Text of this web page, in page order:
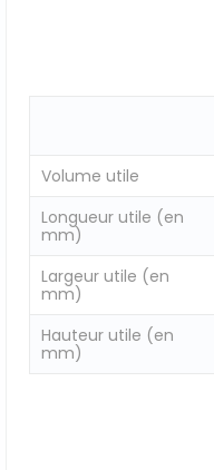
Volume utile
Longueur utile (en
mm)
Largeur utile (en
mm)
Hauteur utile (en
mm)